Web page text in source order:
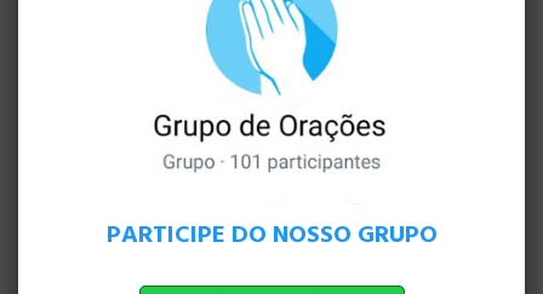
aproximaram e lhe pediram que os ensinasse
a orar (Lc.11.1-11). Não foi porque
desconheciam como fazer petições a Deus,
mas precisavam compreender melhor os
mistérios da oração. Reconheciam em Cristo
Como é fácil para nós, na agitação do dia a dia
PARTICIPE DO NOSSO GRUPO